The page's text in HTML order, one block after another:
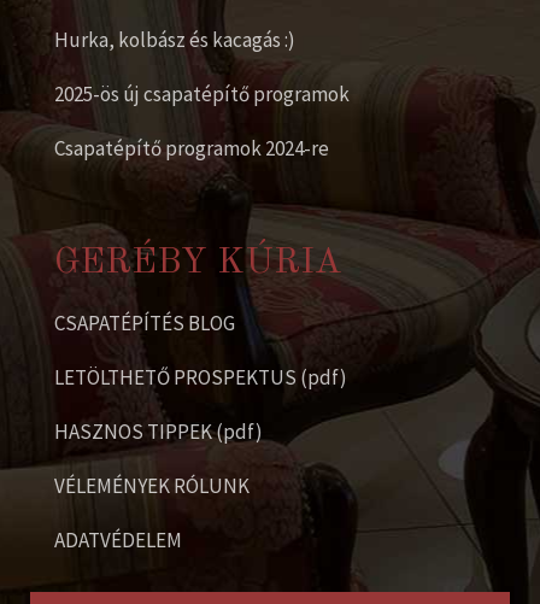
Hurka, kolbász és kacagás :)
2025-ös új csapatépítő programok
Csapatépítő programok 2024-re
GERÉBY KÚRIA
CSAPATÉPÍTÉS BLOG
LETÖLTHETŐ PROSPEKTUS (pdf)
HASZNOS TIPPEK (pdf)
VÉLEMÉNYEK RÓLUNK
ADATVÉDELEM